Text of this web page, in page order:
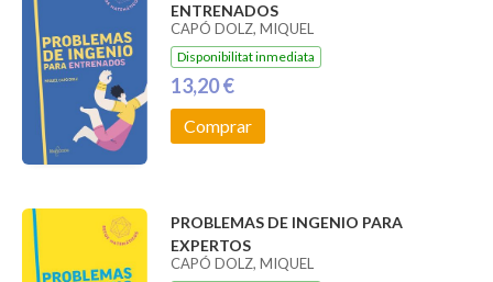
ENTRENADOS
CAPÓ DOLZ, MIQUEL
Disponibilitat inmediata
13,20 €
Comprar
PROBLEMAS DE INGENIO PARA
EXPERTOS
CAPÓ DOLZ, MIQUEL